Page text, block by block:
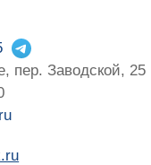
пер. Заводской, 25